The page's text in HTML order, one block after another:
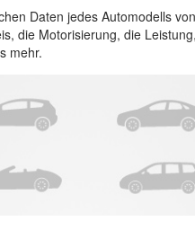
Daten jedes Automodells von
die Motorisierung, die
mehr.